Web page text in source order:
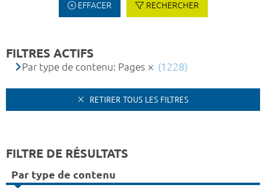
EFFACER RECHERCHER
FILTRES ACTIFS
Par type de contenu: Pages (1228)
RETIRER TOUS LES FILTRES
FILTRE DE RÉSULTATS
Par type de contenu